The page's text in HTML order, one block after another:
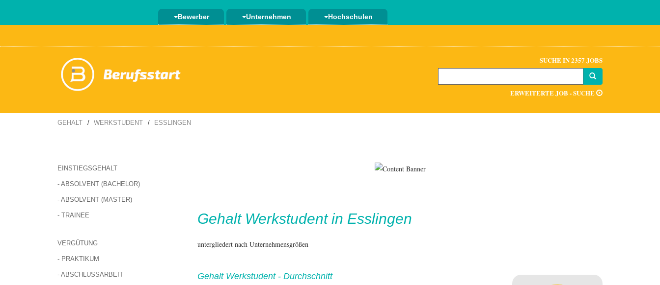
Bewerber Unternehmen Hochschulen
SUCHE IN 2357 JOBS
ERWEITERTE JOB - SUCHE
GEHALT WERKSTUDENT ESSLINGEN
EINSTIEGSGEHALT
- ABSOLVENT (BACHELOR)
- ABSOLVENT (MASTER)
- TRAINEE
VERGÜTUNG
- PRAKTIKUM
- ABSCHLUSSARBEIT
Gehalt Werkstudent in Esslingen
untergliedert nach Unternehmensgrößen
Gehalt Werkstudent - Durchschnitt